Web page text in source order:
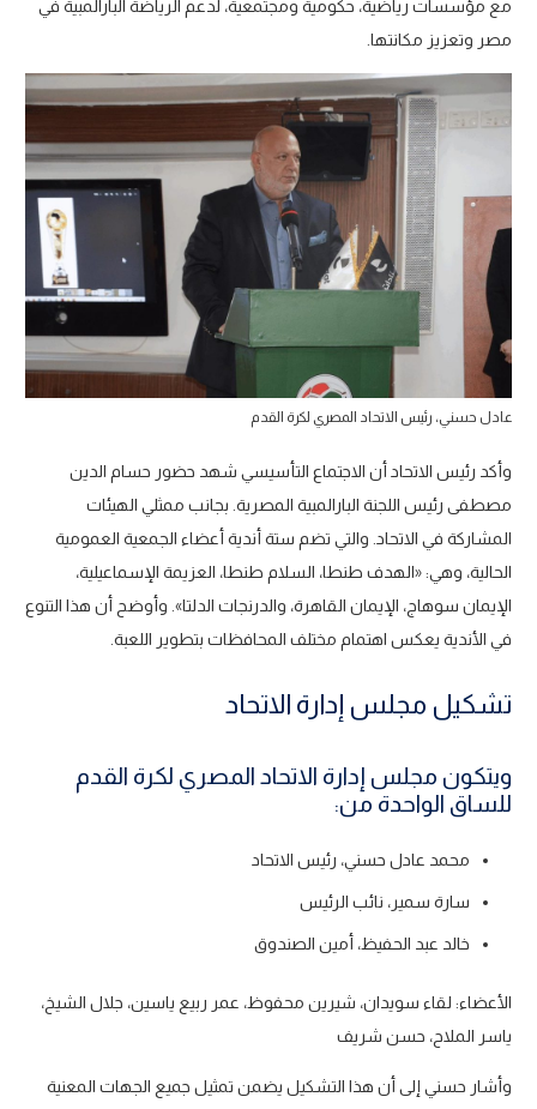
مع مؤسسات رياضية، حكومية ومجتمعية، لدعم الرياضة البارالمبية في
مصر وتعزيز مكانتها.
عادل حسني، رئيس الاتحاد المصري لكرة القدم
وأكد رئيس الاتحاد أن الاجتماع التأسيسي شهد حضور حسام الدين
مصطفى رئيس اللجنة البارالمبية المصرية. بجانب ممثلي الهيئات
المشاركة في الاتحاد. والتي تضم ستة أندية أعضاء الجمعية العمومية
الحالية، وهي: «الهدف طنطا، السلام طنطا، العزيمة الإسماعيلية،
الإيمان سوهاج، الإيمان القاهرة، والدرنجات الدلتا». وأوضح أن هذا التنوع
في الأندية يعكس اهتمام مختلف المحافظات بتطوير اللعبة.
تشكيل مجلس إدارة الاتحاد
ويتكون مجلس إدارة الاتحاد المصري لكرة القدم
للساق الواحدة من:
محمد عادل حسني، رئيس الاتحاد
سارة سمير، نائب الرئيس
خالد عبد الحفيظ، أمين الصندوق
الأعضاء: لقاء سويدان، شيرين محفوظ، عمر ربيع ياسين، جلال الشيخ،
ياسر الملاح، حسن شريف
وأشار حسني إلى أن هذا التشكيل يضمن تمثيل جميع الجهات المعنية